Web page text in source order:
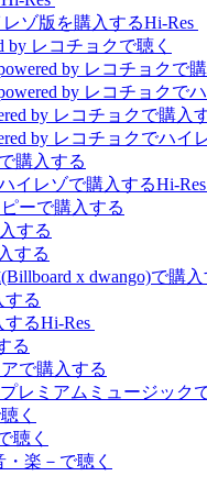
Hi-Res
Hi-Res
Hi-Res